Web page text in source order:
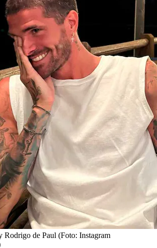
Rodrigo de Paul (Foto: Instagram